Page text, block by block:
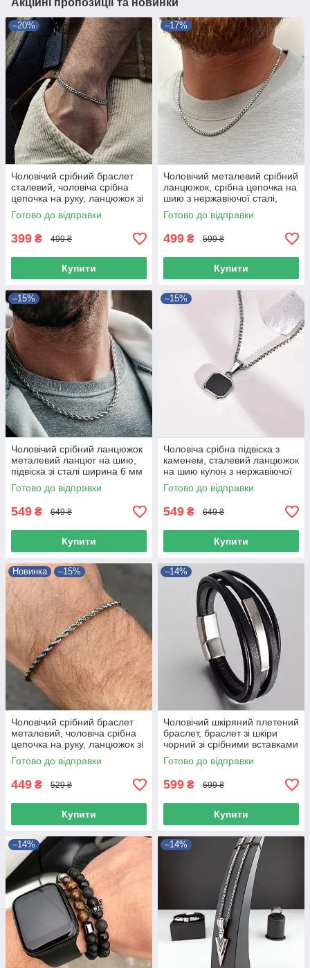
Акційні пропозиції та новинки
–20%
Чоловічий срібний браслет
сталевий, чоловіча срібна
цепочка на руку, ланцюжок зі
сталі 3 мм
Готово до відправки
399 ₴ 499 ₴
Купити
–17%
Чоловічий металевий срібний
ланцюжок, срібна цепочка на
шию з нержавіючої сталі,
підвіска Бісмарк 4 мм
Готово до відправки
499 ₴ 599 ₴
Купити
–15%
Чоловічий срібний ланцюжок
металевий ланцюг на шию,
підвіска зі сталі ширина 6 мм
Готово до відправки
549 ₴ 649 ₴
Купити
–15%
Чоловіча срібна підвіска з
каменем, сталевий ланцюжок
на шию кулон з нержавіючої
сталі
Готово до відправки
549 ₴ 649 ₴
Купити
Новинка –15%
Чоловічий срібний браслет
металевий, чоловіча срібна
цепочка на руку, ланцюжок зі
сталі 3 мм
Готово до відправки
449 ₴ 529 ₴
Купити
–14%
Чоловічий шкіряний плетений
браслет, браслет зі шкіри
чорний зі срібними вставками
Готово до відправки
599 ₴ 699 ₴
Купити
–14% –14%